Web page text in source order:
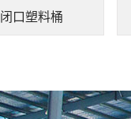
闭口塑料桶